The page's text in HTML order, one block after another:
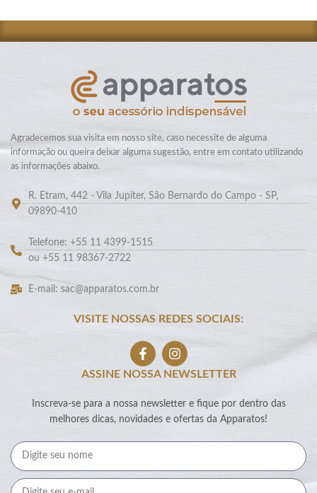
Agradecemos sua visita em nosso site, caso necessite de alguma
informação ou queira deixar alguma sugestão, entre em contato utilizando
as informações abaixo.
R. Etram, 442 - Vila Jupiter, São Bernardo do Campo - SP,
09890-410
Telefone: +55 11 4399-1515
ou +55 11 98367-2722
E-mail: sac@apparatos.com.br
VISITE NOSSAS REDES SOCIAIS:
ASSINE NOSSA NEWSLETTER
Inscreva-se para a nossa newsletter e fique por dentro das
melhores dicas, novidades e ofertas da Apparatos!